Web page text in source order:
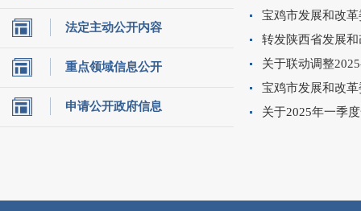
法定主动公开内容
重点领域信息公开
申请公开政府信息
宝鸡市发展和改
转发陕西省发展
关于联动调整
宝鸡市发展和改
关于2025年一季